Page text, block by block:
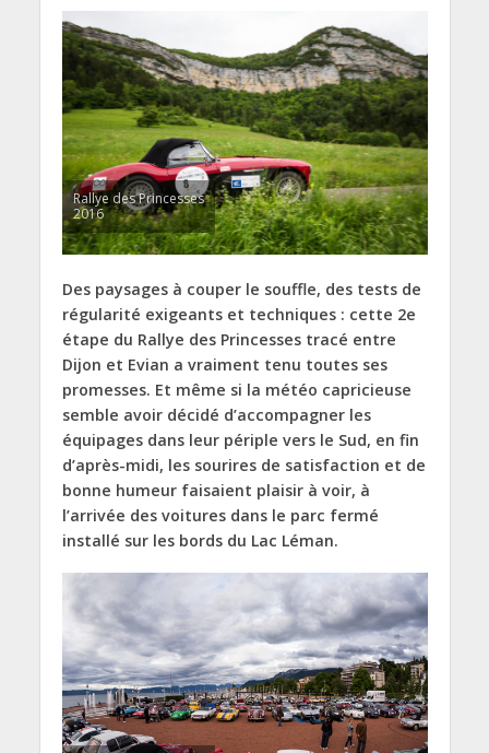
Rallye des Princesses
2016
Des paysages à couper le souffle, des tests de
régularité exigeants et techniques : cette 2e
étape du Rallye des Princesses tracé entre
Dijon et Evian a vraiment tenu toutes ses
promesses. Et même si la météo capricieuse
semble avoir décidé d’accompagner les
équipages dans leur périple vers le Sud, en fin
d’après-midi, les sourires de satisfaction et de
bonne humeur faisaient plaisir à voir, à
l’arrivée des voitures dans le parc fermé
installé sur les bords du Lac Léman.